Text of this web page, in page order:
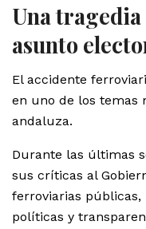
Una
asunto
El accidente
en uno de los temas
andaluza.
Durante las últimas
sus críticas al
ferroviarias públicas,
políticas y